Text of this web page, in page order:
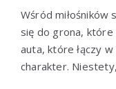
Wśród miłośników
się do grona,
auta, które łączy
charakter.